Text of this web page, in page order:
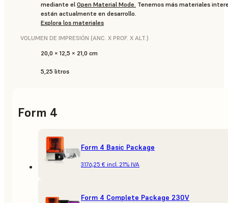
mediante el Open Material Mode. Tenemos más materiales
están actualmente en desarrollo.
Explora los materiales
VOLUMEN DE IMPRESIÓN (ANC. X PROF. X ALT.)
20,0 × 12,5 × 21,0 cm
5,25 litros
Form 4
Form 4 Basic Package
3176,25 € incl. 21% IVA
Form 4 Complete Package 230V